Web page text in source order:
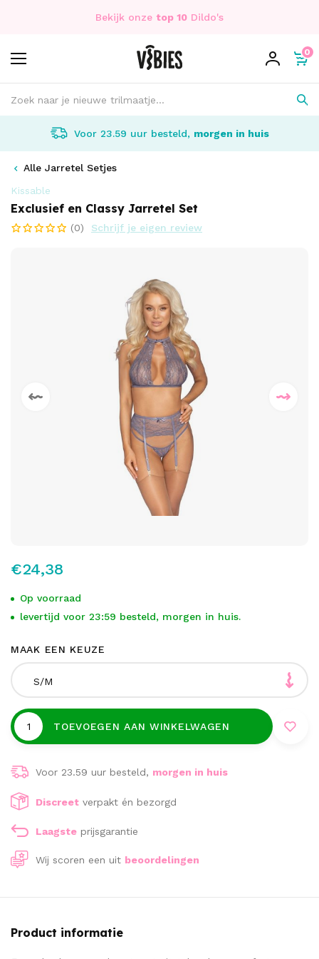
Bekijk onze top 10 Dildo's
0
Voor 23.59 uur besteld, morgen in huis
Alle Jarretel Setjes
Kissable
Exclusief en Classy Jarretel Set
(0) Schrijf je eigen review
€24,38
Op voorraad
levertijd voor 23:59 besteld, morgen in huis.
MAAK EEN KEUZE
S/M
TOEVOEGEN AAN WINKELWAGEN
Voor 23.59 uur besteld, morgen in huis
Discreet verpakt én bezorgd
Laagste prijsgarantie
Wij scoren een uit beoordelingen
Product informatie